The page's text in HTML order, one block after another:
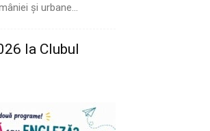
și urbane...
la Clubul